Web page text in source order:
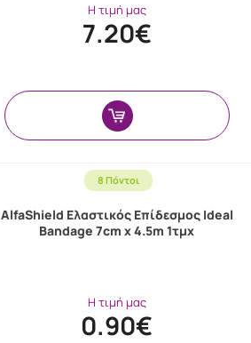
Η τιμή μας
7.20€
8 Πόντοι
AlfaShield Ελαστικός Επίδεσμος Ideal
Bandage 7cm x 4.5m 1τμχ
Η τιμή μας
0.90€